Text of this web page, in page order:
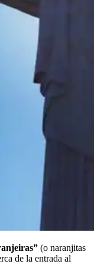
(o naranjitas
de la entrada al